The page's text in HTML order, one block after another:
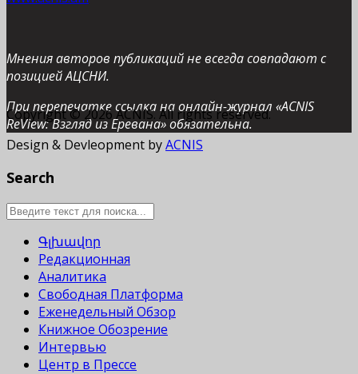
Мнения авторов публикаций не всегда совпадают с
позицией АЦСНИ.
При перепечатке ссылка на онлайн-журнал «ACNIS
ReView: Взгляд из Еревана» обязательна.
Copyright © 2026 ACNIS. All rights reserved.
Design & Devleopment byACNIS
Search
Գլխավոր
Редакционная
Аналитика
Свободная Платформа
Еженедельный Обзор
Книжное Обозрение
Интервью
Центр в Прессе